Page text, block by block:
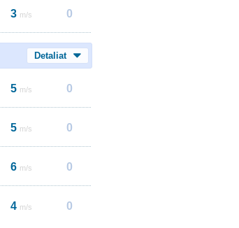
3 m/s 0
Detaliat
5 m/s 0
5 m/s 0
6 m/s 0
4 m/s 0